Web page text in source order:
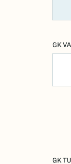
GK
GK